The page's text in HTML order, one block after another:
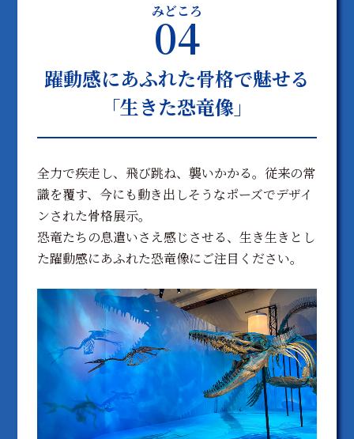
みどころ
04
躍動感にあふれた骨格で魅せる
「生きた恐竜像」
全力で疾走し、飛び跳ね、襲いかかる。従来の常
識を覆す、今にも動き出しそうなポーズでデザイ
ンされた骨格展示。
恐竜たちの息遣いさえ感じさせる、生き生きとし
た躍動感にあふれた恐竜像にご注目ください。